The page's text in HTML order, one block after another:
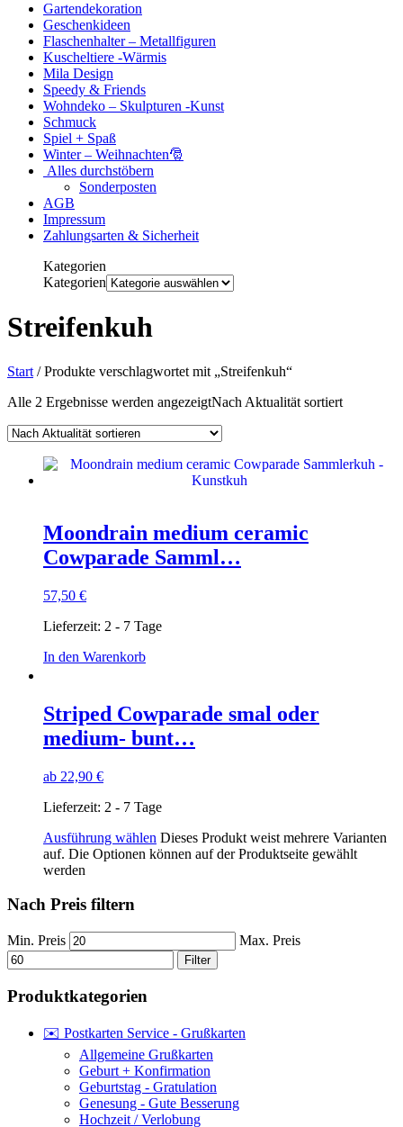
Gartendekoration
Geschenkideen
Flaschenhalter – Metallfiguren
Kuscheltiere -Wärmis
Mila Design
Speedy & Friends
Wohndeko – Skulpturen -Kunst
Schmuck
Spiel + Spaß
Winter – Weihnachten🎅
Alles durchstöbern
Sonderposten
AGB
Impressum
Zahlungsarten & Sicherheit
Kategorien
Kategorien
Streifenkuh
Start / Produkte verschlagwortet mit „Streifenkuh“
Alle 2 Ergebnisse werden angezeigtNach Aktualität sortiert
Moondrain medium ceramic
Cowparade Samml…
57,50 €
Lieferzeit: 2 - 7 Tage
In den Warenkorb
Striped Cowparade smal oder
medium- bunt…
ab 22,90 €
Lieferzeit: 2 - 7 Tage
Ausführung wählen Dieses Produkt weist mehrere Varianten
auf. Die Optionen können auf der Produktseite gewählt
werden
Nach Preis filtern
Min. Preis Max. Preis
Filter
Produktkategorien
✉️ Postkarten Service - Grußkarten
Allgemeine Grußkarten
Geburt + Konfirmation
Geburtstag - Gratulation
Genesung - Gute Besserung
Hochzeit / Verlobung